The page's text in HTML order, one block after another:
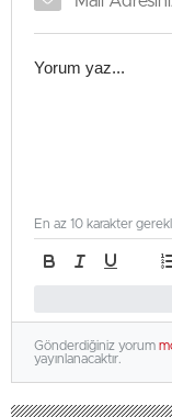
En az 10 karakter
Gönderdiğiniz yorum
yayınlanacaktır.